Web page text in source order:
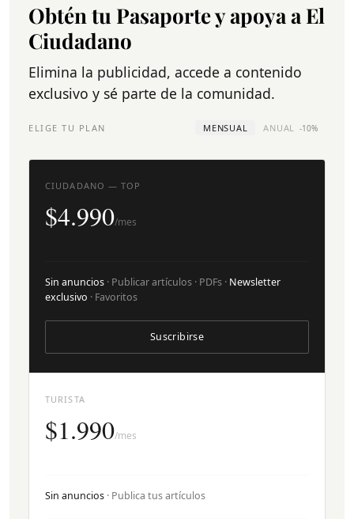
Obtén tu Pasaporte y apoya a El
Ciudadano
Elimina la publicidad, accede a contenido
exclusivo y sé parte de la comunidad.
ELIGE TU PLAN MENSUAL ANUAL -10%
TURISTA
$1.990/mes
Sin anuncios · Publica tus artículos
CIUDADANO — TOP
$4.990/mes
Sin anuncios · Publicar artículos · PDFs · Newsletter
exclusivo · Favoritos
Suscribirse